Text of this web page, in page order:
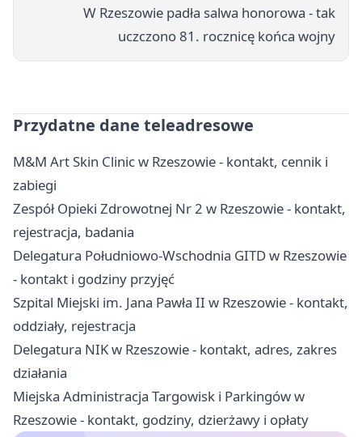
W Rzeszowie padła salwa honorowa - tak
uczczono 81. rocznicę końca wojny
Przydatne dane teleadresowe
M&M Art Skin Clinic w Rzeszowie - kontakt, cennik i
zabiegi
Zespół Opieki Zdrowotnej Nr 2 w Rzeszowie - kontakt,
rejestracja, badania
Delegatura Południowo-Wschodnia GITD w Rzeszowie
- kontakt i godziny przyjęć
Szpital Miejski im. Jana Pawła II w Rzeszowie - kontakt,
oddziały, rejestracja
Delegatura NIK w Rzeszowie - kontakt, adres, zakres
działania
Miejska Administracja Targowisk i Parkingów w
Rzeszowie - kontakt, godziny, dzierżawy i opłaty